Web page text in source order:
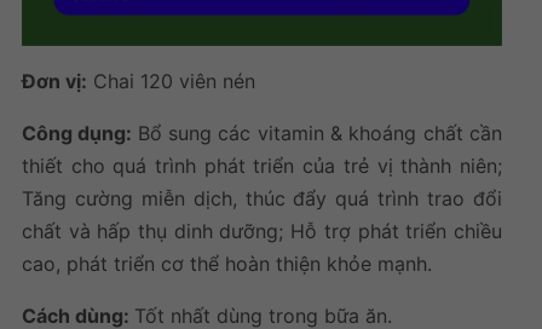
Đơn vị: Chai 120 viên nén
Công dụng: Bổ sung các vitamin & khoáng chất cần
thiết cho quá trình phát triển của trẻ vị thành niên;
Tăng cường miễn dịch, thúc đẩy quá trình trao đổi
chất và hấp thụ dinh dưỡng; Hỗ trợ phát triển chiều
cao, phát triển cơ thể hoàn thiện khỏe mạnh.
Cách dùng: Tốt nhất dùng trong bữa ăn.